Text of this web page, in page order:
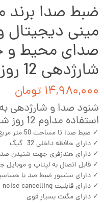
ضبط صدا
مینی
صدای محیط و
شارژدهی 12 روز
۱۴,۹۸۰,۰۰۰ تومان
استفاده مداوم 12 روز شارژدهی
✓ ضبط صدا تا مساحت 50 متر مربع شنود صدا
✓ دارای حافظه داخلی 32 گیگ
✓ دارای هندزفری جهت شنیدن
✓ قابل اتصال به لپتاپ و
✓ دارای سنسور ضبط صد با
✓ دارای قابلیت noise cancelling
✓ دارای مگنت بسیار قوی